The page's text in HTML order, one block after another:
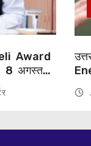
Award
8 अगस्त